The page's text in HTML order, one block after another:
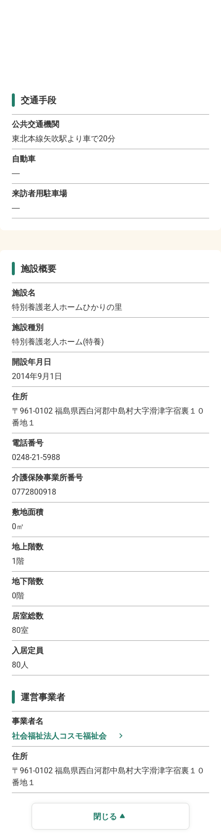
交通手段
公共交通機関
東北本線矢吹駅より車で20分
自動車
―
来訪者用駐車場
―
施設概要
施設名
特別養護老人ホームひかりの里
施設種別
特別養護老人ホーム(特養)
開設年月日
2014年9月1日
住所
〒 961-0102 福島県西白河郡中島村大字滑津字宿裏１０
番地１
電話番号
0248-21-5988
介護保険事業所番号
0772800918
敷地面積
0㎡
地上階数
1 階
地下階数
0階
居室総数
80室
入居定員
80人
運営事業者
事業者名
社会福祉法人コスモ福祉会
住所
〒 961-0102 福島県西白河郡中島村大字滑津字宿裏１０
番地１
閉じる